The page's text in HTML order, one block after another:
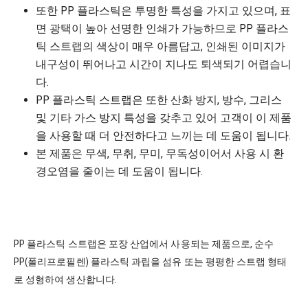
또한 PP 플라스틱은 투명한 특성을 가지고 있으며, 표
면 광택이 높아 선명한 인쇄가 가능하므로 PP 플라스
틱 스트랩의 색상이 매우 아름답고, 인쇄된 이미지가
내구성이 뛰어나고 시간이 지나도 퇴색되기 어렵습니
다.
PP 플라스틱 스트랩은 또한 산화 방지, 방수, 그리스
및 기타 가스 방지 특성을 갖추고 있어 고객이 이 제품
을 사용할 때 더 안전하다고 느끼는 데 도움이 됩니다.
본 제품은 무색, 무취, 무미, 무독성이어서 사용 시 환
경오염을 줄이는 데 도움이 됩니다.
PP 플라스틱 스트랩은 포장 산업에서 사용되는 제품으로, 순수
PP(폴리프로필렌) 플라스틱 과립을 섬유 또는 평평한 스트랩 형태
로 성형하여 생산합니다.